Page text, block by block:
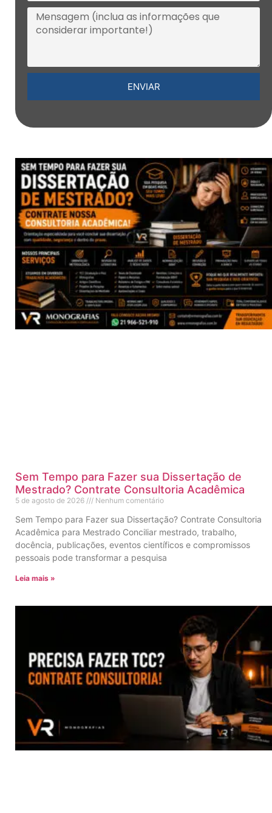
ENVIAR
Sem Tempo para Fazer sua Dissertação de
Mestrado? Contrate Consultoria Acadêmica
5 de agosto de 2026 Nenhum comentário
Sem Tempo para Fazer sua Dissertação? Contrate Consultoria
Acadêmica para Mestrado Conciliar mestrado, trabalho,
docência, publicações, eventos científicos e compromissos
pessoais pode transformar a pesquisa
Leia mais »